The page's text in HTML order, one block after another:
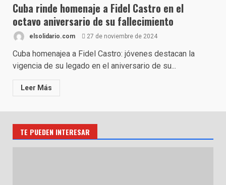
Cuba rinde homenaje a Fidel Castro en el
octavo aniversario de su fallecimiento
elsolidario.com 27 de noviembre de 2024
Cuba homenajea a Fidel Castro: jóvenes destacan la
vigencia de su legado en el aniversario de su...
Leer Más
TE PUEDEN INTERESAR